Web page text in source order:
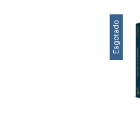
Esgotado